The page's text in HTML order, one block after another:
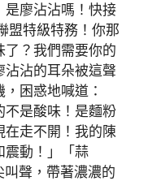
是廖沾沾嗎！快接
盟特級特務！你那
？我們需要你的
沾的耳朵被這聲
困惑地喊道：
不是酸味！是麵粉
走不開！我的陳
震動！」「蒜
聲，帶著濃濃的